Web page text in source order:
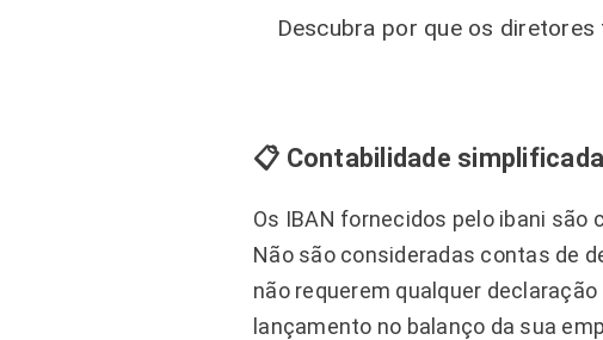
Descubra por que os
📋 Contabilidade simplificada
Os IBAN fornecidos pelo ibani são
Não são consideradas contas de
não requerem qualquer
lançamento no balanço da sua